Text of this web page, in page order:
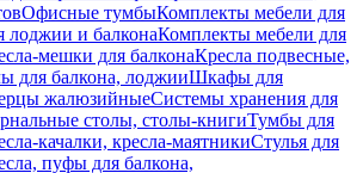
Офисные тумбыКомплекты мебели для
лоджии и балконаКомплекты мебели для
мешки для балконаКресла подвесные,
для балкона, лоджииШкафы для
жалюзийныеСистемы хранения для
столы, столы-книгиТумбы для
качалки, кресла-маятникиСтулья для
пуфы для балкона,